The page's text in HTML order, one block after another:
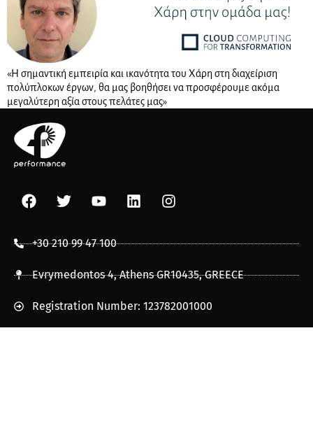
«Η σημαντική εμπειρία και ικανότητα του Χάρη στη διαχείριση
πολύπλοκων έργων, θα μας βοηθήσει να προσφέρουμε ακόμα
μεγαλύτερη αξία στους πελάτες μας»
+30 210 99 47 100
Evrymedontos 4, Athens GR10435, GREECE
Registration Number: 123782001000